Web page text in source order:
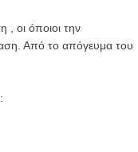
, οι όποιοι την
Από το απόγευμα του